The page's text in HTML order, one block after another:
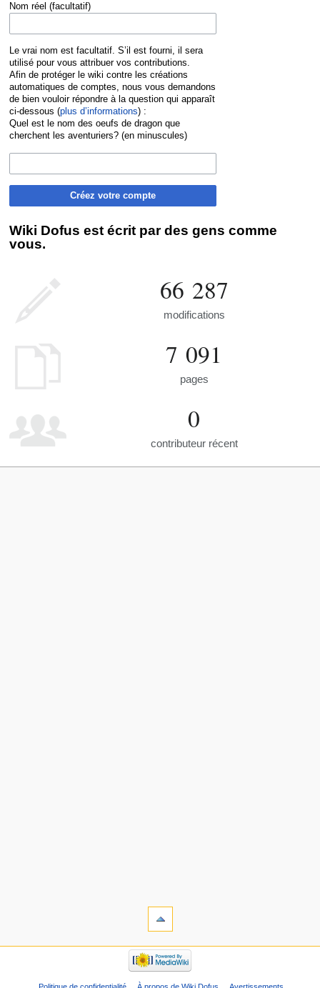
Nom réel (facultatif)
Le vrai nom est facultatif. S’il est fourni, il sera
utilisé pour vous attribuer vos contributions.
Afin de protéger le wiki contre les créations
automatiques de comptes, nous vous demandons
de bien vouloir répondre à la question qui apparaît
ci-dessous (plus d’informations) :
Quel est le nom des oeufs de dragon que
cherchent les aventuriers? (en minuscules)
Créez votre compte
Wiki Dofus est écrit par des gens comme
vous.
66 287
modifications
7 091
pages
0
contributeur récent